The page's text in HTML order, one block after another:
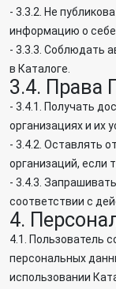
- 3.3.2. Не
информацию о себе
- 3.3.3. Соблюдать
в Каталоге.
3.4. Права
- 3.4.1. Получать
организациях и их
- 3.4.2. Оставлять
организаций, если
- 3.4.3.
соответствии с
4.
4.1. Пользователь
персональных
использовании